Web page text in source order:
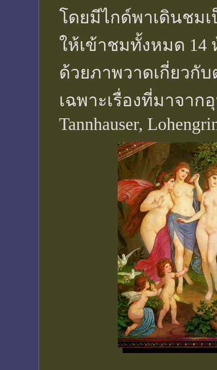
โดยมีไกด์พาเดินชม
ให้เข้าชมทั้งหมด 14
ด้วยภาพวาดเกี่ยวกั
เฉพาะเรื่องที่มาจาก
Tannhauser,